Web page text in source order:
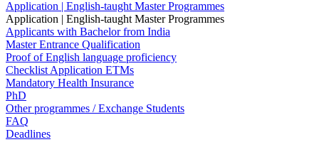
Application | English-taught Master Programmes
Application | English-taught Master Programmes
Applicants with Bachelor from India
Master Entrance Qualification
Proof of English language proficiency
Checklist Application ETMs
Mandatory Health Insurance
PhD
Other programmes / Exchange Students
FAQ
Deadlines